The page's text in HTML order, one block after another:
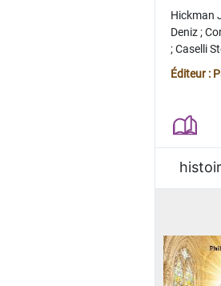
Hickman
Deniz;
;Caselli
Juan
Éditeur :